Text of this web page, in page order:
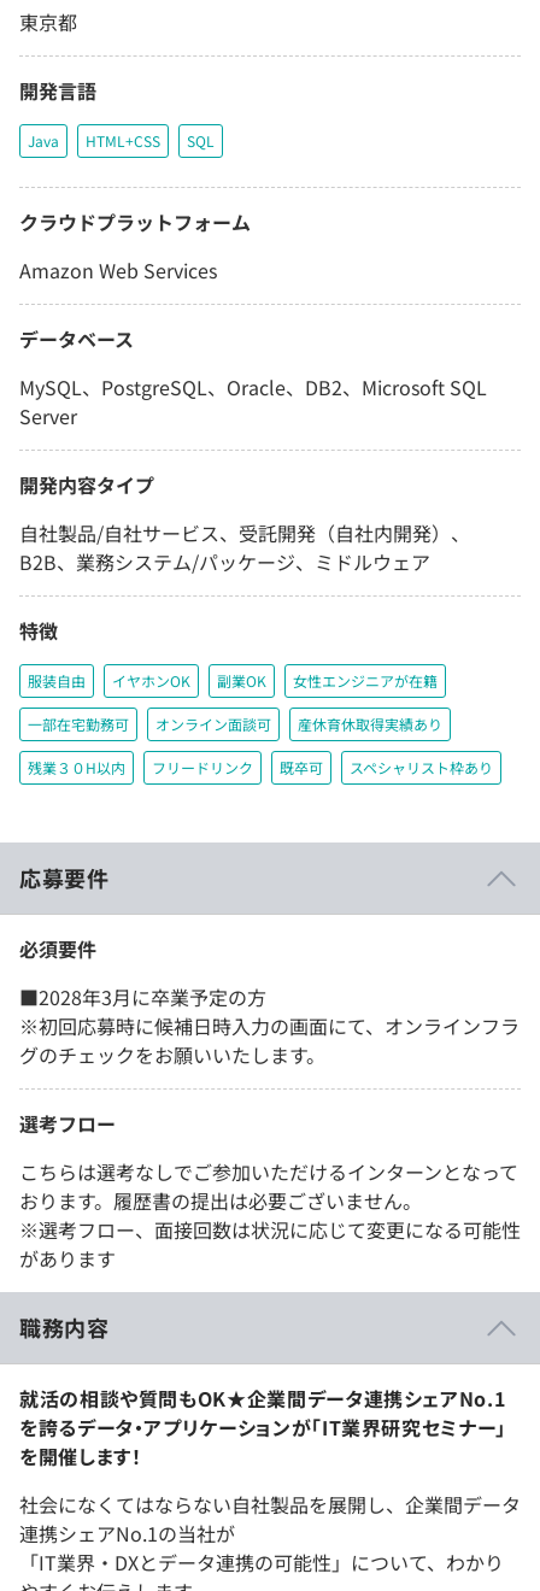
東京都
開発言語
Java HTML+CSS SQL
クラウドプラットフォーム
Amazon Web Services
データベース
MySQL、PostgreSQL、Oracle、DB2、Microsoft SQL
Server
開発内容タイプ
自社製品/自社サービス、受託開発（自社内開発）、
B2B、業務システム/パッケージ、ミドルウェア
特徴
服装自由 イヤホンOK 副業OK 女性エンジニアが在籍
一部在宅勤務可 オンライン面談可 産休育休取得実績あり
残業３０H以内 フリードリンク 既卒可 スペシャリスト枠あり
応募要件
必須要件
■2028年3月に卒業予定の方
※初回応募時に候補日時入力の画面にて、オンラインフラ
グのチェックをお願いいたします。
選考フロー
こちらは選考なしでご参加いただけるインターンとなって
おります。履歴書の提出は必要ございません。
※選考フロー、面接回数は状況に応じて変更になる可能性
があります
職務内容
就活の相談や質問もOK★企業間データ連携シェアNo.1
を誇るデータ・アプリケーションが「IT業界研究セミナー」
を開催します！
社会になくてはならない自社製品を展開し、企業間データ
連携シェアNo.1の当社が
「IT業界・DXとデータ連携の可能性」について、わかり